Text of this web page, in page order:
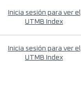
Inicia sesión para ver el
UTMB Index
Inicia sesión para ver el
UTMB Index